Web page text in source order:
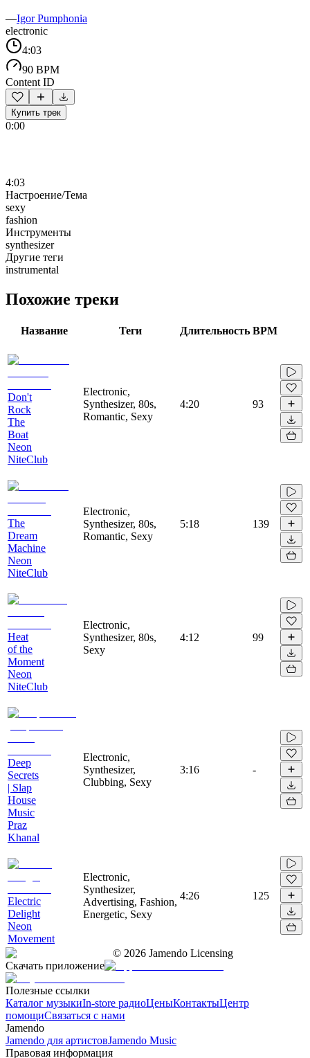
—Igor Pumphonia
electronic
4:03
90 BPM
Content ID
Купить трек
0:00
4:03
Настроение/Тема
sexy
fashion
Инструменты
synthesizer
Другие теги
instrumental
Похожие треки
Название Теги Длительность BPM
Don't
Rock
The
Boat
Neon
NiteClub
Electronic,
Synthesizer, 80s,
Romantic, Sexy
4:20 93
The
Dream
Machine
Neon
NiteClub
Electronic,
Synthesizer, 80s,
Romantic, Sexy
5:18 139
Heat
of the
Moment
Neon
NiteClub
Electronic,
Synthesizer, 80s,
Sexy
4:12 99
Deep
Secrets
| Slap
House
Music
Praz
Khanal
Electronic,
Synthesizer,
Clubbing, Sexy
3:16 -
Electric
Delight
Neon
Movement
Electronic,
Synthesizer,
Advertising, Fashion,
Energetic, Sexy
4:26 125
© 2026 Jamendo Licensing
Скачать приложение
Полезные ссылки
Каталог музыкиIn-store радиоЦеныКонтактыЦентр
помощиСвязаться с нами
Jamendo
Jamendo для артистовJamendo Music
Правовая информация